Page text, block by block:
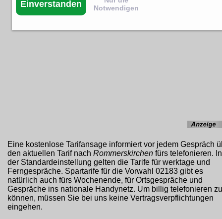
Eine kostenlose Tarifansage informiert vor jedem Gespräch
den aktuellen Tarif nach Rommerskirchen fürs telefonieren. In
der Standardeinstellung gelten die Tarife für werktage und
Ferngespräche. Spartarife für die Vorwahl 02183 gibt es
natürlich auch fürs Wochenende, für Ortsgespräche und
Gespräche ins nationale Handynetz. Um billig telefonieren zu
können, müssen Sie bei uns keine Vertragsverpflichtungen
eingehen.
Einverstanden
Notwendigen